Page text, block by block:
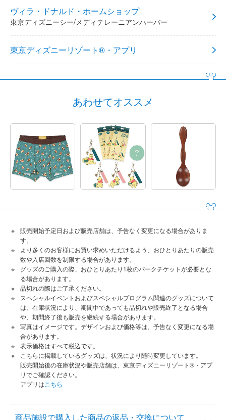
ヴィラ・ドナルド・ホームショップ
東京ディズニーシー/メディテレーニアンハーバー
東京ディズニーリゾート®・アプリ
あわせてオススメ
販売開始予定日および販売店舗は、予告なく変更になる場合がありま
す。
より多くのお客様にお買い求めいただけるよう、おひとりあたりの販売
数や入店回数を制限する場合があります。
グッズのご購入の際、おひとりあたり1枚のパークチケットが必要とな
る場合があります。
品切れの際はご了承ください。
スペシャルイベントおよびスペシャルプログラム関連のグッズについて
は、在庫状況により、期間中であっても品切れや販売終了となる場合
や、期間終了後も販売を継続する場合があります。
写真はイメージです。デザインおよび価格等は、予告なく変更になる場
合があります。
表示価格はすべて税込です。
こちらに掲載しているグッズは、状況により随時変更しています。
販売開始後の在庫状況や販売店舗は、東京ディズニーリゾート®・アプ
リでご確認ください。
アプリは こちら
商品施設で購入した商品の返品・交換について